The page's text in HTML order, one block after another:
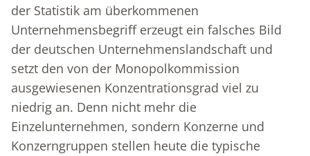
der Statistik am überkommenen
Unternehmensbegriff erzeugt ein falsches Bild
der deutschen Unternehmenslandschaft und
setzt den von der Monopolkommission
ausgewiesenen Konzentrationsgrad viel zu
niedrig an. Denn nicht mehr die
Einzelunternehmen, sondern Konzerne und
Konzerngruppen stellen heute die typische